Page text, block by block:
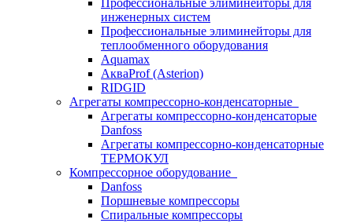
Профессиональные элиминейторы для
инженерных систем
Профессиональные элиминейторы для
теплообменного оборудования
Aquamax
АкваProf (Asterion)
RIDGID
Агрегаты компрессорно-конденсаторные
Агрегаты компрессорно-конденсаторые
Danfoss
Агрегаты компрессорно-конденсаторные
ТЕРМОКУЛ
Компрессорное оборудование
Danfoss
Поршневые компрессоры
Спиральные компрессоры